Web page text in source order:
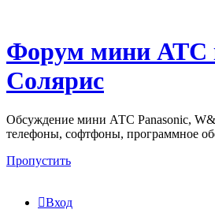
Форум мини АТС
Солярис
Обсуждение мини АТС Panasonic,
телефоны, софтфоны, программное
Пропустить
Вход